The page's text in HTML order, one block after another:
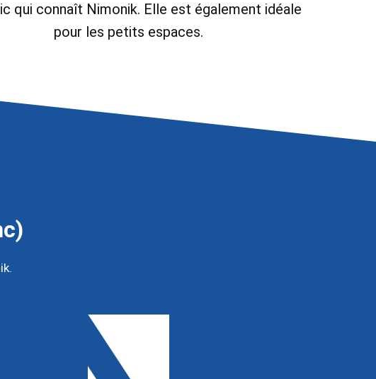
qui connaît Nimonik. Elle est également idéale
pour les petits espaces.